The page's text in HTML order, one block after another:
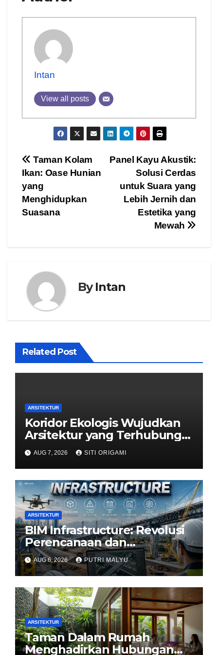
Intan
View all posts
Post
navigation
Panel Kayu Akustik:
Solusi Cerdas
untuk Suara yang
Lebih Jernih dan
Estetika yang
Mewah
Taman Kolam
Ikan: Oase Hunian
yang
Menghidupkan
Suasana
ByIntan
Related Post
ARSITEKTUR
Koridor Ekologis Wujudkan
Arsitektur yang Terhubung
dengan Alam
AUG 7, 2026 SITI ORIGAMI
ARSITEKTUR
BIM Infrastructure: Revolusi
Perencanaan dan
Pengelolaan Infrastruktur
AUG 6, 2026 PUTRI MALYU
ARSITEKTUR
Taman Dalam Rumah
Menghadirkan Hubungan